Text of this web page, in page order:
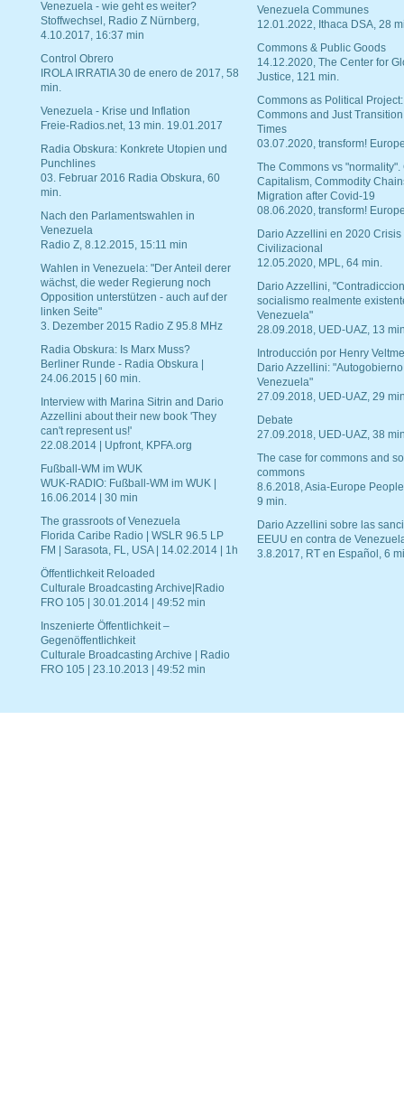
Venezuela - wie geht es weiter?
Stoffwechsel, Radio Z Nürnberg,
4.10.2017, 16:37 min
Control Obrero
IROLA IRRATIA 30 de enero de 2017, 58
min.
Venezuela - Krise und Inflation
Freie-Radios.net, 13 min. 19.01.2017
Radia Obskura: Konkrete Utopien und
Punchlines
03. Februar 2016 Radia Obskura, 60
min.
Nach den Parlamentswahlen in
Venezuela
Radio Z, 8.12.2015, 15:11 min
Wahlen in Venezuela: "Der Anteil derer
wächst, die weder Regierung noch
Opposition unterstützen - auch auf der
linken Seite"
3. Dezember 2015 Radio Z 95.8 MHz
Radia Obskura: Is Marx Muss?
Berliner Runde - Radia Obskura |
24.06.2015 | 60 min.
Interview with Marina Sitrin and Dario
Azzellini about their new book 'They
can't represent us!'
22.08.2014 | Upfront, KPFA.org
Fußball-WM im WUK
WUK-RADIO: Fußball-WM im WUK |
16.06.2014 | 30 min
The grassroots of Venezuela
Florida Caribe Radio | WSLR 96.5 LP
FM | Sarasota, FL, USA | 14.02.2014 | 1h
Öffentlichkeit Reloaded
Culturale Broadcasting Archive|Radio
FRO 105 | 30.01.2014 | 49:52 min
Inszenierte Öffentlichkeit –
Gegenöffentlichkeit
Culturale Broadcasting Archive | Radio
FRO 105 | 23.10.2013 | 49:52 min
Venezuela Communes
12.01.2022, Ithaca DSA, 28
Commons & Public Goods
14.12.2020, The Center for
Justice, 121 min.
Commons as Political Project:
Commons and Just
Times
03.07.2020, transform!
The Commons vs "normality".
Capitalism, Commodity
Migration after Covid-19
08.06.2020, transform!
Dario Azzellini en 2020 Crisis
Civilizacional
12.05.2020, MPL, 64 min.
Dario Azzellini,
socialismo realmente
Venezuela"
28.09.2018, UED-UAZ, 13
Introducción por Henry
Dario Azzellini:
Venezuela"
27.09.2018, UED-UAZ, 29
Debate
27.09.2018, UED-UAZ, 38
The case for commons and
commons
8.6.2018, Asia-Europe
9 min.
Dario Azzellini sobre las
EEUU en contra de
3.8.2017, RT en Español, 6